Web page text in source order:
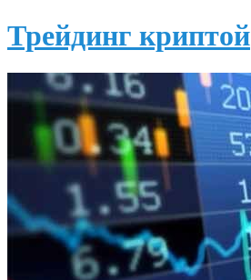
Трейдинг криптой